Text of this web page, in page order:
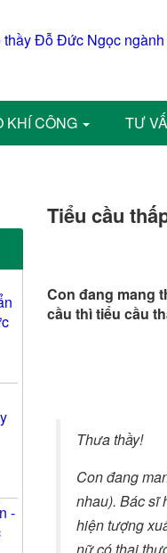
KHÍ CÔNG TƯ
Tiểu cầu
Con đang mang
cầu thì tiểu cầu
Thưa thầy!
Con đang
nhau). Bác sĩ
hiện tượng
-